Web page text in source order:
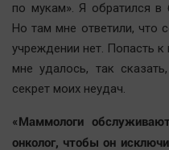
English version
Online-консультация
Актуальная тема
Блогеркуль
по мукам». Я обратился в
Но там мне ответили, что
учреждении нет. Попасть к
мне удалось, так
секрет моих неудач.
«Маммологи
онколог, чтобы он